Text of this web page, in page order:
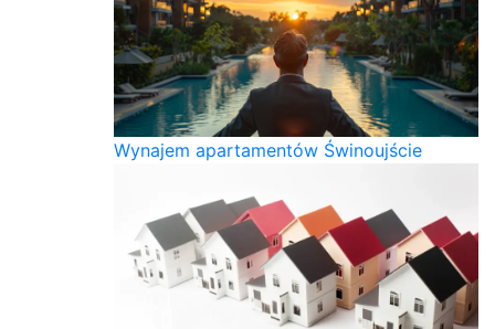
Wynajem apartamentów Świnoujście